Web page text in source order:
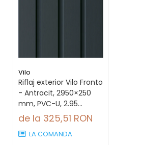
Vilo
Riflaj exterior Vilo Fronto
- Antracit, 2950×250
mm, PVC-U, 2.95
mp/cutie (4 bucăți)
de la 325,51 RON
LA COMANDA